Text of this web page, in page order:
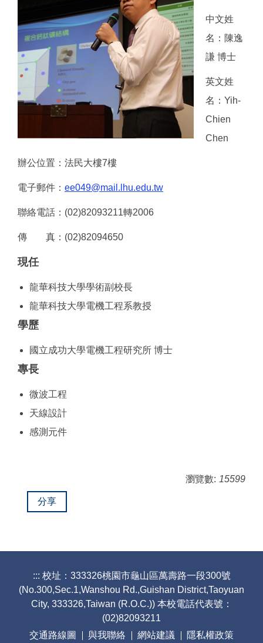
中文姓
名：陳逸
謙 博士
英文姓
名：Yih-
Chien
Chen
辦公位置：法民大樓7樓
電子郵件： ee049@mail.lhu.edu.tw
聯絡電話：(02)82093211轉2006
傳 真：(02)82094650
現任
龍華科技大學學術副校長
龍華科技大學電機工程系教授
學歷
國立成功大學電機工程研究所 博士
專長
微波工程
天線設計
感測元件
瀏覽數: 15599
分享
::: 校址：333326桃園市龜山區萬壽路一段300號
(No.300,Sec.1,Wanshou Rd.,Guishan District,Taoyuan
City, 333326,Taiwan (R.O.C.)) 本校電話代表號：
(02)82093211
交通路線圖
與我聯絡 網站建議 隱私權政策